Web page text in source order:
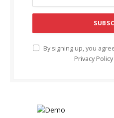
By signing up, you
Privacy Policy